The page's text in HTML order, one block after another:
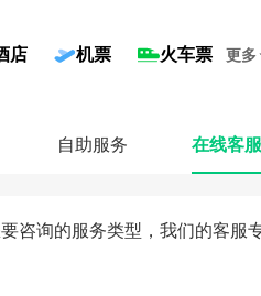
店 机票 火车票 更多
自助服务 在线客服
咨询的服务类型，我们的客服